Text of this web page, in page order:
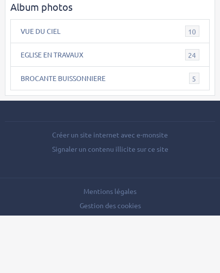
Album photos
VUE DU CIEL 10
EGLISE EN TRAVAUX 24
BROCANTE BUISSONNIERE 5
Créer un site internet avec e-monsite
Signaler un contenu illicite sur ce site
Mentions légales
Gestion des cookies